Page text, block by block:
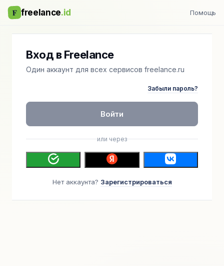
F freelance.id Помощь
Вход в Freelance
Один аккаунт для всех сервисов freelance.ru
Забыли пароль?
Войти
или через
Нет аккаунта? Зарегистрироваться